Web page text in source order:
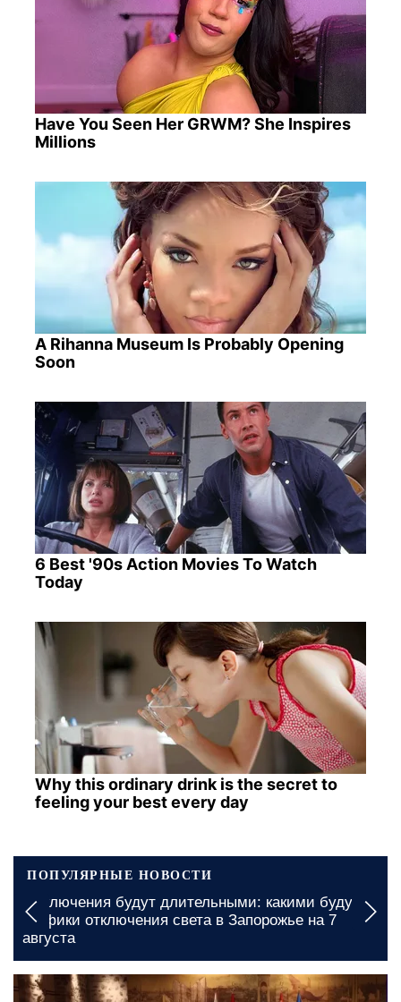
Have You Seen Her GRWM? She Inspires
Millions
A Rihanna Museum Is Probably Opening
Soon
6 Best '90s Action Movies To Watch
Today
Why this ordinary drink is the secret to
feeling your best every day
ПОПУЛЯРНЫЕ НОВОСТИ
Пенсионеров в Харьковской области поддержат
бесплатно: какую гуманитарную помощь можно
получить
вчера, 10:10